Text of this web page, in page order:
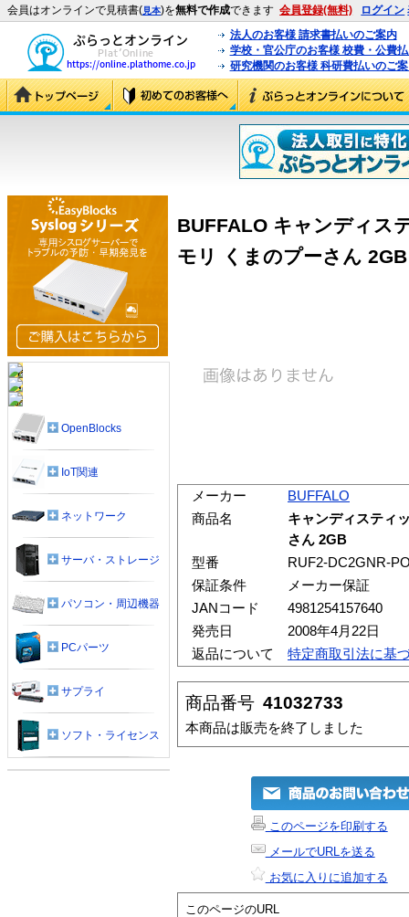
会員はオンラインで見積書(見本)を無料で作成できます 会員登録(無料) ログイン
法人のお客様 請求書払いのご案内
学校・官公庁のお客様 校費・公費
研究機関のお客様 科研費払いのご
BUFFALO キャンディス
モリ くまのプーさん
メーカー
BUFFALO
商品名
キャンディスティ
さん 2GB
型番
RUF2-DC2GNR-
保証条件
メーカー保証
JANコード
4981254157640
発売日
2008年4月22日
返品について
特定商取引法に基
商品番号 41032733
本商品は販売を終了しました
このページを印刷する
メールでURLを送る
お気に入りに追加する
このページのURL
OpenBlocks
IoT関連
ネットワーク
サーバ・ストレージ
パソコン・周辺機器
PCパーツ
サプライ
ソフト・ライセンス